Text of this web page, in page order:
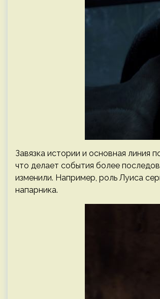
Завязка истории и основная линия
что делает события более
изменили. Например, роль Луиса
напарника.